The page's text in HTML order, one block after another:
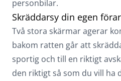
personbilar.
Skräddarsy din egen
Två stora skärmar agerar
bakom ratten går att
sportig och till en riktigt
den riktigt så som du vill ha